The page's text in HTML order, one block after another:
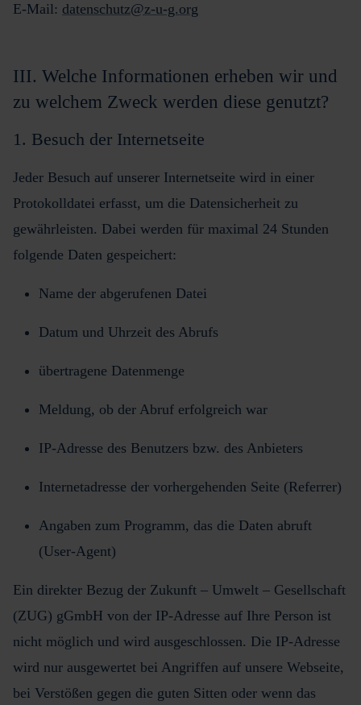
E-Mail: datenschutz@z-u-g.org
III. Welche Informationen erheben wir und
zu welchem Zweck werden diese genutzt?
1. Besuch der Internetseite
Jeder Besuch auf unserer Internetseite wird in einer
Protokolldatei erfasst, um die Datensicherheit zu
gewährleisten. Dabei werden für maximal 24 Stunden
folgende Daten gespeichert:
Name der abgerufenen Datei
Datum und Uhrzeit des Abrufs
übertragene Datenmenge
Meldung, ob der Abruf erfolgreich war
IP-Adresse des Benutzers bzw. des Anbieters
Internetadresse der vorhergehenden Seite (Referrer)
Angaben zum Programm, das die Daten abruft
(User-Agent)
Ein direkter Bezug der Zukunft – Umwelt – Gesellschaft
(ZUG) gGmbH von der IP-Adresse auf Ihre Person ist
nicht möglich und wird ausgeschlossen. Die IP-Adresse
wird nur ausgewertet bei Angriffen auf unsere Webseite,
bei Verstößen gegen die guten Sitten oder wenn das